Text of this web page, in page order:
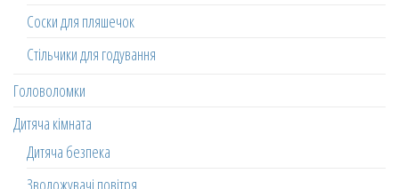
Соски для пляшечок
Стільчики для годування
Головоломки
Дитяча кімната
Дитяча безпека
Зволожувачі повітря